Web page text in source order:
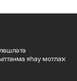
яһау мотлаҡ.